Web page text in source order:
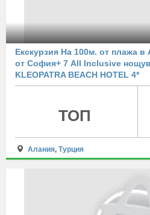
Екскурзия На 100м. от плажа
от София+ 7 All Inclusive
KLEOPATRA BEACH HOTEL 4*
ТОП
Алания,Турция